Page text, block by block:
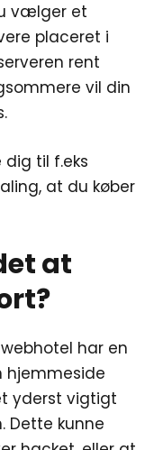
vælger et
placeret i
rent
vil din
til f.eks
at du køber
at
har en
hjemmeside
yderst vigtigt
Dette kunne